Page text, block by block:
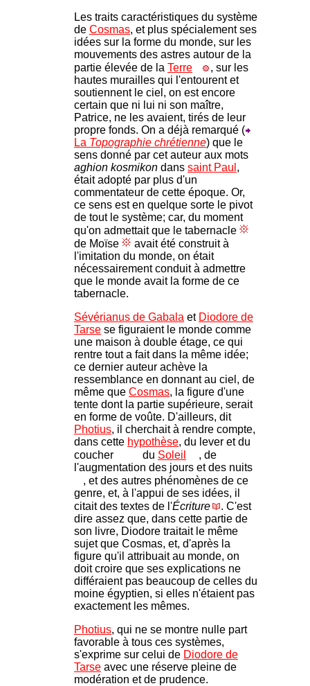
Les traits caractéristiques du système
de Cosmas, et plus spécialement ses
idées sur la forme du monde, sur les
mouvements des astres autour de la
partie élevée de la Terre
, sur les
hautes murailles qui l'entourent et
soutiennent le ciel, on est encore
certain que ni lui ni son maître,
Patrice, ne les avaient, tirés de leur
propre fonds. On a déjà remarqué (
La Topographie chrétienne) que le
sens donné par cet auteur aux mots
aghion kosmikon dans saint Paul ,
était adopté par plus d'un
commentateur de cette époque. Or,
ce sens est en quelque sorte le pivot
de tout le système; car, du moment
qu'on admettait que le tabernacle
de Moïse
avait été construit à
l'imitation du monde, on était
nécessairement conduit à admettre
que le monde avait la forme de ce
tabernacle.
Sévérianus de Gabala et Diodore de
Tarse se figuraient le monde comme
une maison à double étage, ce qui
rentre tout a fait dans la même idée;
ce dernier auteur achève la
ressemblance en donnant au ciel, de
même que Cosmas, la figure d'une
tente dont la partie supérieure, serait
en forme de voûte. D'ailleurs, dit
Photius, il cherchait à rendre compte,
dans cette hypothèse, du lever et du
coucher
du Soleil
, de
l'augmentation des jours et des nuits
, et des autres phénomènes de ce
genre, et, à l'appui de ses idées, il
citait des textes de l'Écriture
. C'est
dire assez que, dans cette partie de
son livre, Diodore traitait le même
sujet que Cosmas, et, d'après la
figure qu'il attribuait au monde, on
doit croire que ses explications ne
différaient pas beaucoup de celles du
moine égyptien, si elles n'étaient pas
exactement les mêmes.
Photius, qui ne se montre nulle part
favorable à tous ces systèmes,
s'exprime sur celui de Diodore de
Tarse avec une réserve pleine de
modération et de prudence.